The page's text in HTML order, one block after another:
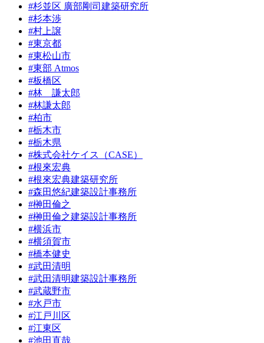
#杉並区 廣部剛司建築研究所
#杉本渉
#村上譲
#東京都
#東松山市
#東部 Atmos
#板橋区
#林 謙太郎
#林謙太郎
#柏市
#栃木市
#栃木県
#株式会社ケイス（CASE）
#根來宏典
#根來宏典建築研究所
#森田悠紀建築設計事務所
#榊田倫之
#榊田倫之建築設計事務所
#横浜市
#横須賀市
#橋本健史
#武田清明
#武田清明建築設計事務所
#武蔵野市
#水戸市
#江戸川区
#江東区
#池田直哉